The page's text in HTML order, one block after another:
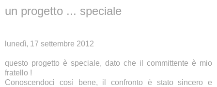
un progetto ... speciale
lunedì, 17 settembre 2012
questo progetto è speciale, dato che il committente è mio
fratello !
Conoscendoci così bene, il confronto è stato sincero e